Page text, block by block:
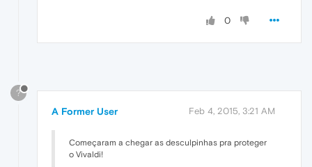
0
?
A Former User Feb 4, 2015, 3:21 AM
Começaram a chegar as desculpinhas pra proteger
o Vivaldi!